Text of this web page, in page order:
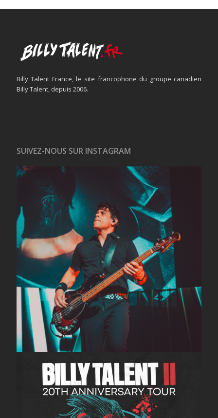
Billy Talent France, le site francophone du groupe canadien
Billy Talent, depuis 2006.
SUIVEZ-NOUS SUR INSTAGRAM